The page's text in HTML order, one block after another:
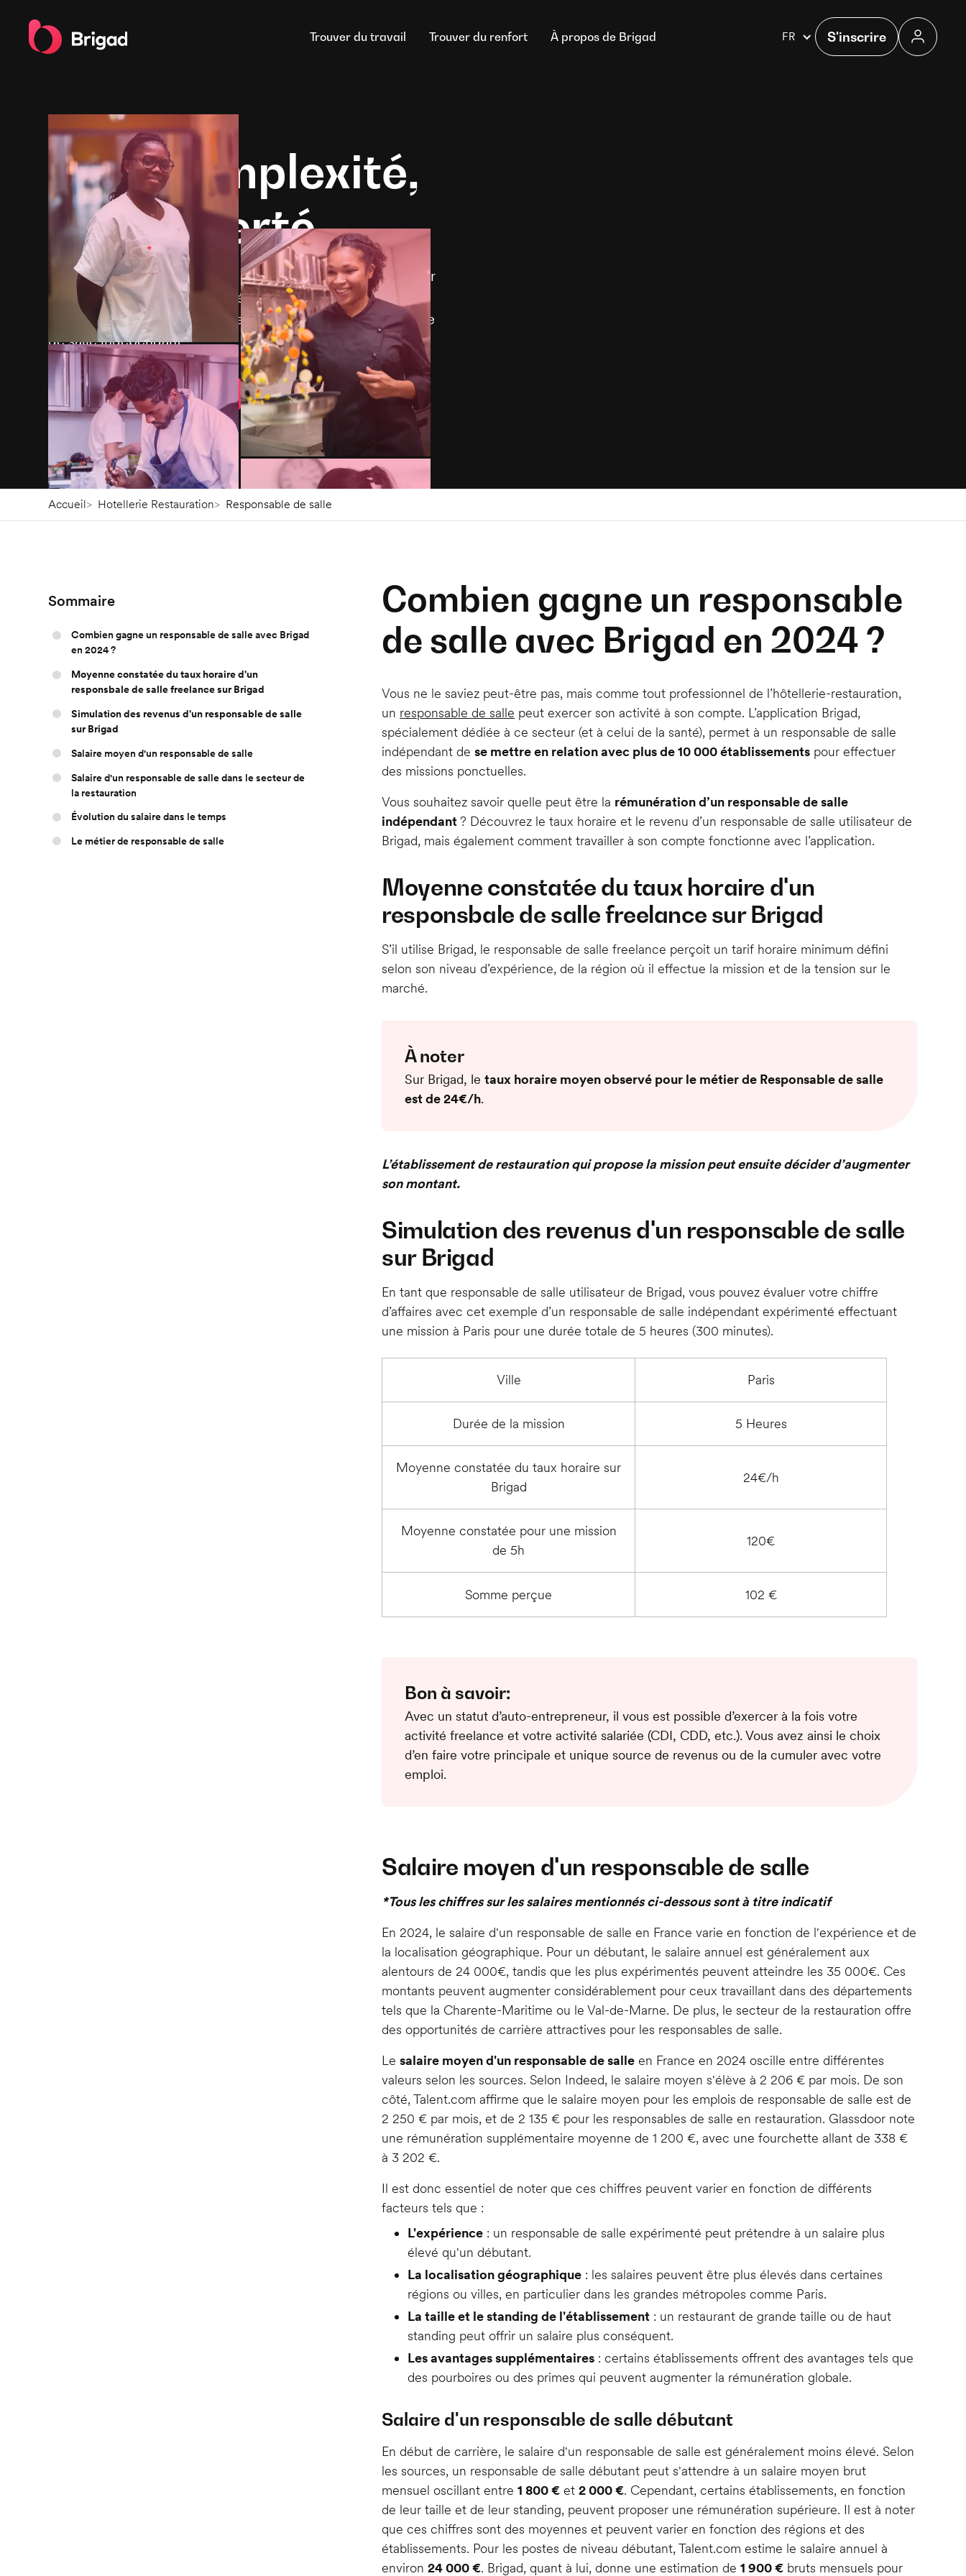
Trouver du travail Trouver du renfort À propos de Brigad FR S'inscrire
Zéro complexité,
100% liberté
Rejoignez la communauté des Talents et recevez chaque jour
jusqu’à 5 offres de missions. Téléchargez l'application
maintenant et travaillez dès demain en tant que Responsable
de salle indépendant
Télécharger l’application
Accueil Hotellerie Restauration Responsable de salle
Sommaire
Combien gagne un responsable de salle avec Brigad
en 2024 ?
Moyenne constatée du taux horaire d'un
responsbale de salle freelance sur Brigad
Simulation des revenus d'un responsable de salle
sur Brigad
Salaire moyen d'un responsable de salle
Salaire d'un responsable de salle dans le secteur de
la restauration
Évolution du salaire dans le temps
Le métier de responsable de salle
Combien gagne un responsable
de salle avec Brigad en 2024 ?
Vous ne le saviez peut-être pas, mais comme tout professionnel de l’hôtellerie-restauration,
un responsable de salle peut exercer son activité à son compte. L’application Brigad,
spécialement dédiée à ce secteur (et à celui de la santé), permet à un responsable de salle
indépendant dese mettre en relation avec plus de 10 000 établissements pour effectuer
des missions ponctuelles.
Vous souhaitez savoir quelle peut être la rémunération d’un responsable de salle
indépendant? Découvrez le taux horaire et le revenu d’un responsable de salle utilisateur de
Brigad, mais également comment travailler à son compte fonctionne avec l’application.
Moyenne constatée du taux horaire d'un
responsbale de salle freelance sur Brigad
S’il utilise Brigad, le responsable de salle freelance perçoit un tarif horaire minimum défini
selon son niveau d’expérience, de la région où il effectue la mission et de la tension sur le
marché.
À noter
Sur Brigad, letaux horaire moyen observé pour le métier de Responsable de salle
est de 24€/h.
L’établissement de restauration qui propose la mission peut ensuite décider d’augmenter
son montant.
Simulation des revenus d'un responsable de salle
sur Brigad
En tant que responsable de salle utilisateur de Brigad, vous pouvez évaluer votre chiffre
d’affaires avec cet exemple d’un responsable de salle indépendant expérimenté effectuant
une mission à Paris pour une durée totale de 5 heures (300 minutes).
Ville Paris
Durée de la mission 5 Heures
Moyenne constatée du taux horaire sur
Brigad
24€/h
Moyenne constatée pour une mission
de 5h
120€
Somme perçue 102 €
Bon à savoir:
Avec un statut d’auto-entrepreneur, il vous est possible d’exercer à la fois votre
activité freelance et votre activité salariée (CDI, CDD, etc.). Vous avez ainsi le choix
d’en faire votre principale et unique source de revenus ou de la cumuler avec votre
emploi.
Salaire moyen d'un responsable de salle
*Tous les chiffres sur les salaires mentionnés ci-dessous sont à titre indicatif
En 2024, le salaire d'un responsable de salle en France varie en fonction de l'expérience et de
la localisation géographique. Pour un débutant, le salaire annuel est généralement aux
alentours de 24 000€, tandis que les plus expérimentés peuvent atteindre les 35 000€. Ces
montants peuvent augmenter considérablement pour ceux travaillant dans des départements
tels que la Charente-Maritime ou le Val-de-Marne. De plus, le secteur de la restauration offre
des opportunités de carrière attractives pour les responsables de salle.
Lesalaire moyen d'un responsable de salle en France en 2024 oscille entre différentes
valeurs selon les sources. Selon Indeed, le salaire moyen s'élève à 2 206 € par mois. De son
côté, Talent.com affirme que le salaire moyen pour les emplois de responsable de salle est de
2 250 € par mois, et de 2 135 € pour les responsables de salle en restauration. Glassdoor note
une rémunération supplémentaire moyenne de 1 200 €, avec une fourchette allant de 338 €
à 3 202 €.
Il est donc essentiel de noter que ces chiffres peuvent varier en fonction de différents
facteurs tels que :
L'expérience : un responsable de salle expérimenté peut prétendre à un salaire plus
élevé qu'un débutant.
La localisation géographique : les salaires peuvent être plus élevés dans certaines
régions ou villes, en particulier dans les grandes métropoles comme Paris.
La taille et le standing de l'établissement : un restaurant de grande taille ou de haut
standing peut offrir un salaire plus conséquent.
Les avantages supplémentaires : certains établissements offrent des avantages tels que
des pourboires ou des primes qui peuvent augmenter la rémunération globale.
Salaire d'un responsable de salle débutant
En début de carrière, le salaire d'un responsable de salle est généralement moins élevé. Selon
les sources, un responsable de salle débutant peut s'attendre à un salaire moyen brut
mensuel oscillant entre1 800 € et2 000 €. Cependant, certains établissements, en fonction
de leur taille et de leur standing, peuvent proposer une rémunération supérieure. Il est à noter
que ces chiffres sont des moyennes et peuvent varier en fonction des régions et des
établissements. Pour les postes de niveau débutant, Talent.com estime le salaire annuel à
environ24 000 €. Brigad, quant à lui, donne une estimation de1 900 € bruts mensuels pour